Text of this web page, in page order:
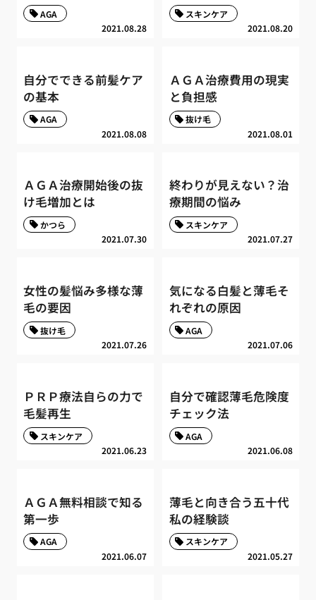
2021.08.28
AGA
2021.08.20
スキンケア
自分でできる前髪ケア
の基本
2021.08.08
AGA
ＡＧＡ治療費用の現実
と負担感
2021.08.01
抜け毛
ＡＧＡ治療開始後の抜
け毛増加とは
2021.07.30
かつら
終わりが見えない？治
療期間の悩み
2021.07.27
スキンケア
女性の髪悩み多様な薄
毛の要因
2021.07.26
抜け毛
気になる白髪と薄毛そ
れぞれの原因
2021.07.06
AGA
ＰＲＰ療法自らの力で
毛髪再生
2021.06.23
スキンケア
自分で確認薄毛危険度
チェック法
2021.06.08
AGA
ＡＧＡ無料相談で知る
第一歩
2021.06.07
AGA
薄毛と向き合う五十代
私の経験談
2021.05.27
スキンケア